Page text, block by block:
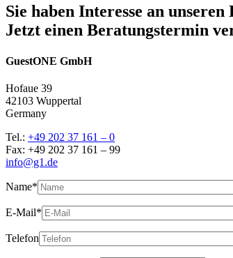
Sie haben Interesse an unseren
Jetzt einen Beratungstermin
GuestONE GmbH
Hofaue 39
42103 Wuppertal
Germany
Tel.: +49 202 37 161 – 0
Fax: +49 202 37 161 – 99
info@g1.de
Name*
E-Mail*
Telefon